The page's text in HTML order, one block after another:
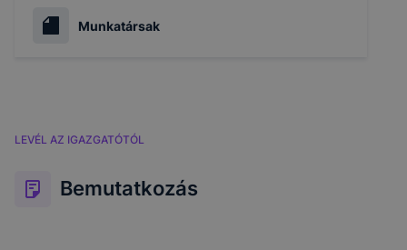
Munkatársak
LEVÉL AZ IGAZGATÓTÓL
Bemutatkozás